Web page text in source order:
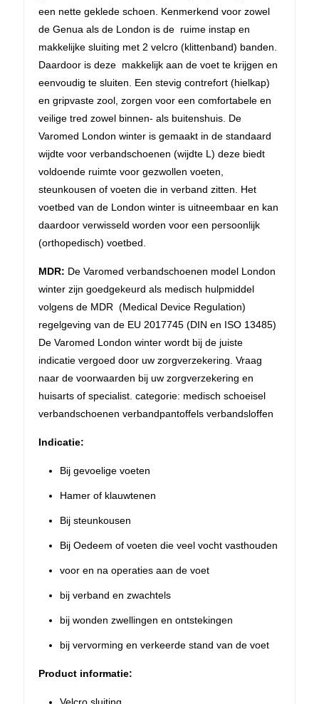
een nette geklede schoen. Kenmerkend voor zowel
de Genua als de London is de ruime instap en
makkelijke sluiting met 2 velcro (klittenband) banden.
Daardoor is deze makkelijk aan de voet te krijgen en
eenvoudig te sluiten. Een stevig contrefort (hielkap)
en gripvaste zool, zorgen voor een comfortabele en
veilige tred zowel binnen- als buitenshuis. De
Varomed London winter is gemaakt in de standaard
wijdte voor verbandschoenen (wijdte L) deze biedt
voldoende ruimte voor gezwollen voeten,
steunkousen of voeten die in verband zitten. Het
voetbed van de London winter is uitneembaar en kan
daardoor verwisseld worden voor een persoonlijk
(orthopedisch) voetbed.
MDR: De Varomed verbandschoenen model London
winter zijn goedgekeurd als medisch hulpmiddel
volgens de MDR (Medical Device Regulation)
regelgeving van de EU 2017745 (DIN en ISO 13485)
De Varomed London winter wordt bij de juiste
indicatie vergoed door uw zorgverzekering. Vraag
naar de voorwaarden bij uw zorgverzekering en
huisarts of specialist. categorie: medisch schoeisel
verbandschoenen verbandpantoffels verbandsloffen
Indicatie:
Bij gevoelige voeten
Hamer of klauwtenen
Bij steunkousen
Bij Oedeem of voeten die veel vocht vasthouden
voor en na operaties aan de voet
bij verband en zwachtels
bij wonden zwellingen en ontstekingen
bij vervorming en verkeerde stand van de voet
Product informatie:
Velcro sluiting